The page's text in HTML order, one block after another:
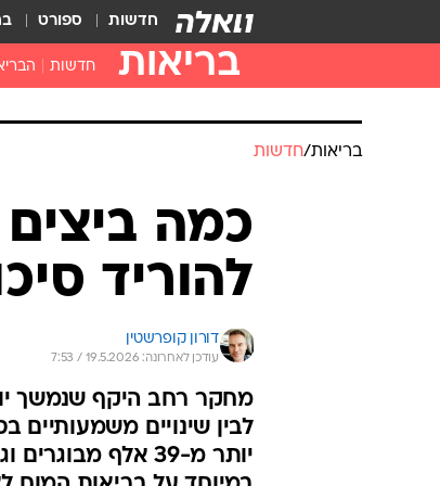
חדשות ספורט
בריאות חדשות
בריאות/חדשות
כמה
להוריד
דורון קופרשטין
עודכן לאחרונה: 19.5.2026 / 7:53
לבין שינויים משמעותיים
יותר מ-39 אלף